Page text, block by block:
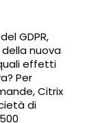
GDPR,
nuova
effetti
Per
Citrix
di